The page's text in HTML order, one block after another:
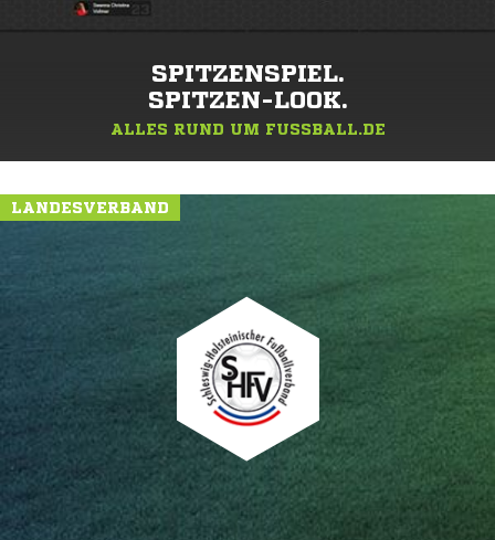
SPITZENSPIEL.
SPITZEN-LOOK.
ALLES RUND UM FUSSBALL.DE
LANDESVERBAND